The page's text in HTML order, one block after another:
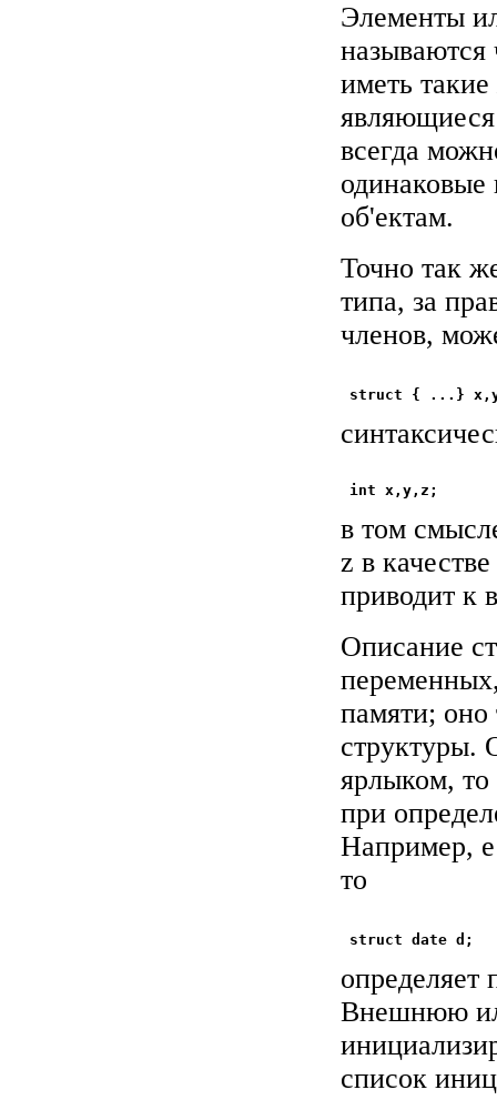
Элементы
иметь
всегда
одинаковые
об'ектам.
Точно так
типа, за
членов,
в том
z в
приводит к
Описание
памяти;
структуры.
ярлыком, то
при
Например,
то
определяет
Внешнюю
список